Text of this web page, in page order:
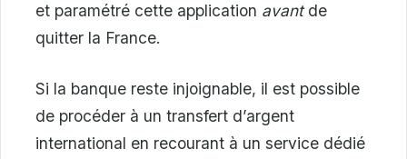
et paramétré cette application avantde
quitter la France.
Si la banque reste injoignable, il est possible
de procéder à un transfert d’argent
international en recourant à un service dédié